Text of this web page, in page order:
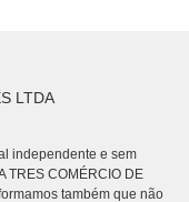
LTDA
independente e sem
TRES COMÉRCIO DE
também que não